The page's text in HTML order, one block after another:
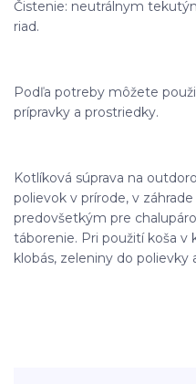
Čistenie: neutrálnym
riad.
Podľa potreby môžete
prípravky a prostriedky.
Kotlíková súprava na
polievok v prírode, v
predovšetkým pre
táborenie. Pri použití koša v
klobás, zeleniny do polievky